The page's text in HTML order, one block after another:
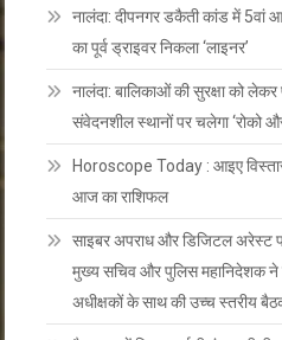
नालंदा: दीपनगर डकैती कांड में 5वां
का पूर्व ड्राइवर निकला ‘लाइनर’
नालंदा: बालिकाओं की सुरक्षा को
संवेदनशील स्थानों पर चलेगा ‘रोको
Horoscope Today : आइए
आज का राशिफल
साइबर अपराध और डिजिटल अरेस्ट
मुख्य सचिव और पुलिस महानिदेशक ने
अधीक्षकों के साथ की उच्च स्तरीय